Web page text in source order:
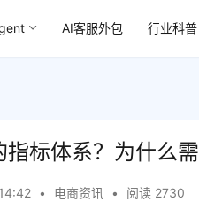
AI客服外包 行业科普
标体系？为什么需
• 电商资讯 • 阅读 2730